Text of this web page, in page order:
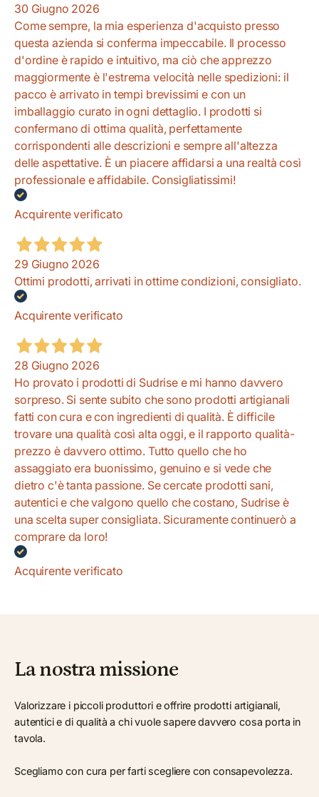
30 Giugno 2026
Come sempre, la mia esperienza d'acquisto presso
questa azienda si conferma impeccabile. Il processo
d'ordine è rapido e intuitivo, ma ciò che apprezzo
maggiormente è l'estrema velocità nelle spedizioni: il
pacco è arrivato in tempi brevissimi e con un
imballaggio curato in ogni dettaglio. I prodotti si
confermano di ottima qualità, perfettamente
corrispondenti alle descrizioni e sempre all'altezza
delle aspettative. È un piacere affidarsi a una realtà così
professionale e affidabile. Consigliatissimi!
Acquirente verificato
29 Giugno 2026
Ottimi prodotti, arrivati in ottime condizioni, consigliato.
Acquirente verificato
28 Giugno 2026
Ho provato i prodotti di Sudrise e mi hanno davvero
sorpreso. Si sente subito che sono prodotti artigianali
fatti con cura e con ingredienti di qualità. È difficile
trovare una qualità così alta oggi, e il rapporto qualità-
prezzo è davvero ottimo. Tutto quello che ho
assaggiato era buonissimo, genuino e si vede che
dietro c'è tanta passione. Se cercate prodotti sani,
autentici e che valgono quello che costano, Sudrise è
una scelta super consigliata. Sicuramente continuerò a
comprare da loro!
Acquirente verificato
La nostra missione
Valorizzare i piccoli produttori e offrire prodotti artigianali,
autentici e di qualità a chi vuole sapere davvero cosa porta in
tavola.
Scegliamo con cura per farti scegliere con consapevolezza.